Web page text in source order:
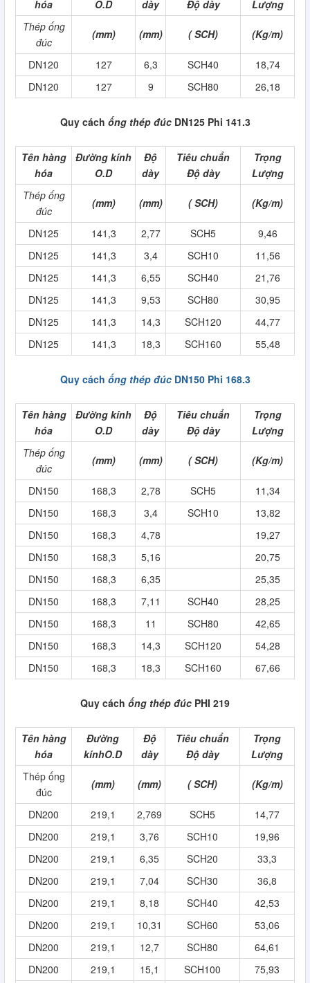
hóa O.D dày Độ dày
Lượng
Thép ống
đúc
(mm) (mm) ( SCH) (Kg/m)
DN120 127 6,3 SCH40
18,74
DN120
127 9 SCH80 26,18
Quy cách ống thép đúcDN125 Phi 141.3
Tên hàng
hóa
Đường kính
O.D
Độ
dày
Tiêu chuẩn
Độ dày
Trọng
Lượng
Thép ống
đúc
(mm) (mm) ( SCH) (Kg/m)
DN125 141,3 2,77 SCH5
9,46
DN125
141,3 3,4 SCH10
11,56
DN125
141,3 6,55 SCH40
21,76
DN125
141,3 9,53 SCH80
30,95
DN125
141,3 14,3 SCH120
44,77
DN125
141,3 18,3 SCH160 55,48
Quy cách ống thép đúcDN150 Phi 168.3
Tên hàng
hóa
Đường kính
O.D
Độ
dày
Tiêu chuẩn
Độ dày
Trọng
Lượng
Thép ống
đúc
(mm) (mm) ( SCH) (Kg/m)
DN150 168,3 2,78 SCH5
11,34
DN150
168,3 3,4 SCH10
13,82
DN150
168,3 4,78
19,27
DN150
168,3 5,16
20,75
DN150
168,3 6,35
25,35
DN150
168,3 7,11 SCH40
28,25
DN150
168,3 11 SCH80
42,65
DN150
168,3 14,3 SCH120
54,28
DN150
168,3 18,3 SCH160 67,66
Quy cách ống thép đúc PHI 219
Tên hàng
hóa
Đường
kínhO.D
Độ
dày
Tiêu chuẩn
Độ dày
Trọng
Lượng
Thép ống
đúc
(mm) (mm) ( SCH) (Kg/m)
DN200 219,1 2,769 SCH5
14,77
DN200
219,1 3,76 SCH10
19,96
DN200
219,1 6,35 SCH20
33,3
DN200
219,1 7,04 SCH30
36,8
DN200
219,1 8,18 SCH40
42,53
DN200
219,1 10,31 SCH60
53,06
DN200
219,1 12,7 SCH80
64,61
DN200
219,1 15,1 SCH100
75,93